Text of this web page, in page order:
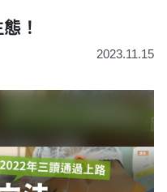
！
2023.11.15